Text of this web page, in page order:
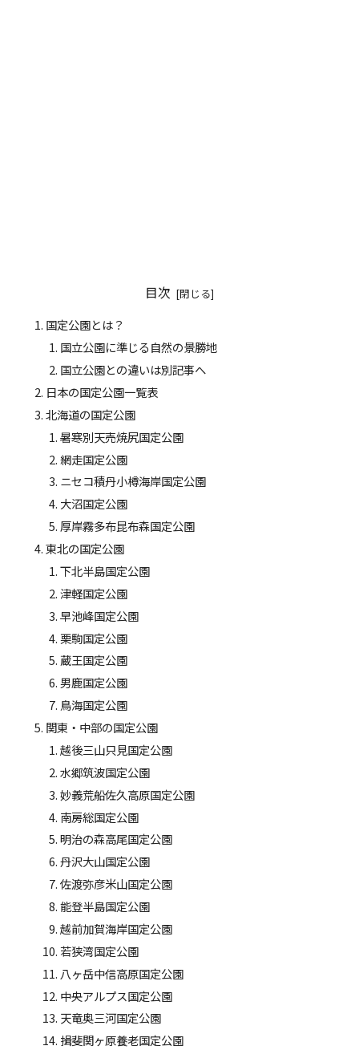
目次
国定公園とは？
国立公園に準じる自然の景勝地
国立公園との違いは別記事へ
日本の国定公園一覧表
北海道の国定公園
暑寒別天売焼尻国定公園
網走国定公園
ニセコ積丹小樽海岸国定公園
大沼国定公園
厚岸霧多布昆布森国定公園
東北の国定公園
下北半島国定公園
津軽国定公園
早池峰国定公園
栗駒国定公園
蔵王国定公園
男鹿国定公園
鳥海国定公園
関東・中部の国定公園
越後三山只見国定公園
水郷筑波国定公園
妙義荒船佐久高原国定公園
南房総国定公園
明治の森高尾国定公園
丹沢大山国定公園
佐渡弥彦米山国定公園
能登半島国定公園
越前加賀海岸国定公園
若狭湾国定公園
八ヶ岳中信高原国定公園
中央アルプス国定公園
天竜奥三河国定公園
揖斐関ヶ原養老国定公園